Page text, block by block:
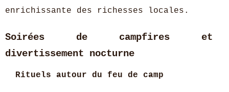
enrichissante des richesses locales.
Soirées de campfires et
divertissement nocturne
Rituels autour du feu de camp